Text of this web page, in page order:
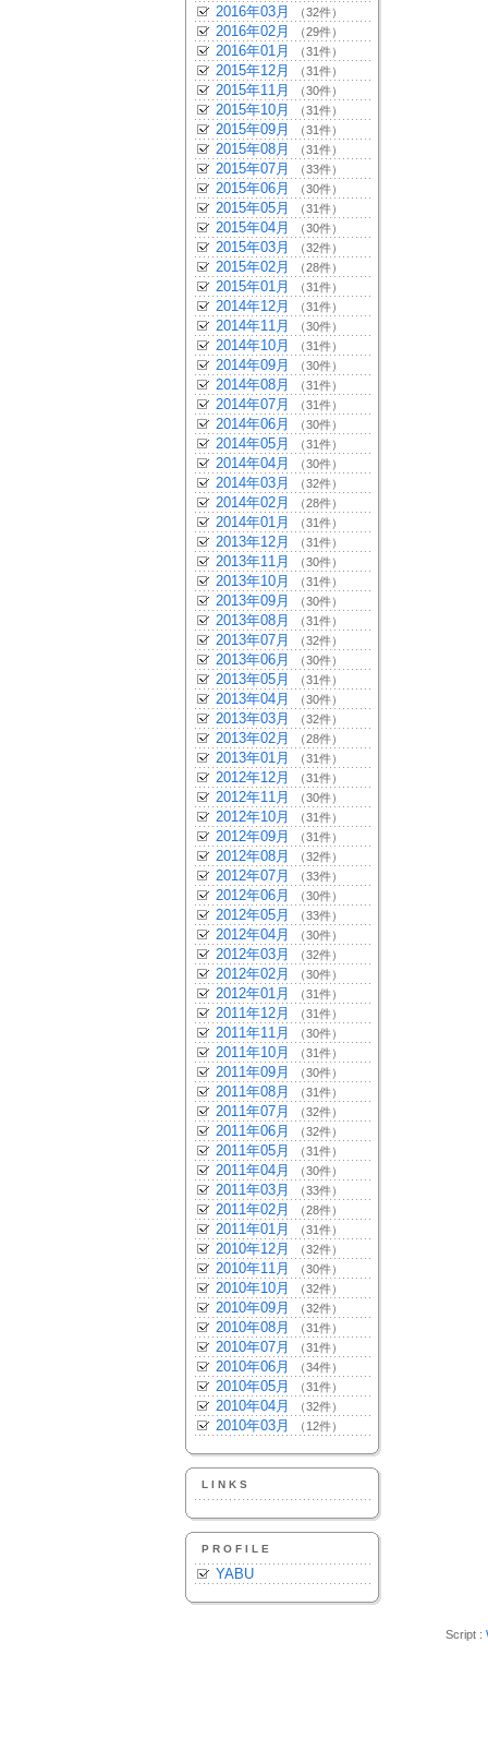
2016年03月 （32件）
2016年02月 （29件）
2016年01月 （31件）
2015年12月 （31件）
2015年11月 （30件）
2015年10月 （31件）
2015年09月 （31件）
2015年08月 （31件）
2015年07月 （33件）
2015年06月 （30件）
2015年05月 （31件）
2015年04月 （30件）
2015年03月 （32件）
2015年02月 （28件）
2015年01月 （31件）
2014年12月 （31件）
2014年11月 （30件）
2014年10月 （31件）
2014年09月 （30件）
2014年08月 （31件）
2014年07月 （31件）
2014年06月 （30件）
2014年05月 （31件）
2014年04月 （30件）
2014年03月 （32件）
2014年02月 （28件）
2014年01月 （31件）
2013年12月 （31件）
2013年11月 （30件）
2013年10月 （31件）
2013年09月 （30件）
2013年08月 （31件）
2013年07月 （32件）
2013年06月 （30件）
2013年05月 （31件）
2013年04月 （30件）
2013年03月 （32件）
2013年02月 （28件）
2013年01月 （31件）
2012年12月 （31件）
2012年11月 （30件）
2012年10月 （31件）
2012年09月 （31件）
2012年08月 （32件）
2012年07月 （33件）
2012年06月 （30件）
2012年05月 （33件）
2012年04月 （30件）
2012年03月 （32件）
2012年02月 （30件）
2012年01月 （31件）
2011年12月 （31件）
2011年11月 （30件）
2011年10月 （31件）
2011年09月 （30件）
2011年08月 （31件）
2011年07月 （32件）
2011年06月 （32件）
2011年05月 （31件）
2011年04月 （30件）
2011年03月 （33件）
2011年02月 （28件）
2011年01月 （31件）
2010年12月 （32件）
2010年11月 （30件）
2010年10月 （32件）
2010年09月 （32件）
2010年08月 （31件）
2010年07月 （31件）
2010年06月 （34件）
2010年05月 （31件）
2010年04月 （32件）
2010年03月 （12件）
LINKS
PROFILE
YABU
Script :